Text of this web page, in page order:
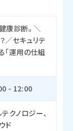
康診断。 ＼
／セキュリテ
「運用の仕組
- 12:00
クノロジー、
ド